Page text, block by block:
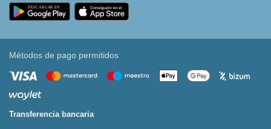
Métodos de pago permitidos
Transferencia bancaria